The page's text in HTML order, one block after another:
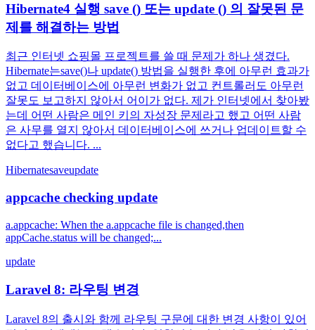
Hibernate4 실행 save () 또는 update () 의 잘못된 문
제를 해결하는 방법
최근 인터넷 쇼핑몰 프로젝트를 쓸 때 문제가 하나 생겼다.
Hibernate는save()나 update() 방법을 실행한 후에 아무런 효과가
없고 데이터베이스에 아무런 변화가 없고 컨트롤러도 아무런
잘못도 보고하지 않아서 어이가 없다. 제가 인터넷에서 찾아봤
는데 어떤 사람은 메인 키의 자성장 문제라고 했고 어떤 사람
은 사무를 열지 않아서 데이터베이스에 쓰거나 업데이트할 수
없다고 했습니다. ...
Hibernatesaveupdate
appcache checking update
a.appcache: When the a.appcache file is changed,then
appCache.status will be changed;...
update
Laravel 8: 라우팅 변경
Laravel 8의 출시와 함께 라우팅 구문에 대한 변경 사항이 있어